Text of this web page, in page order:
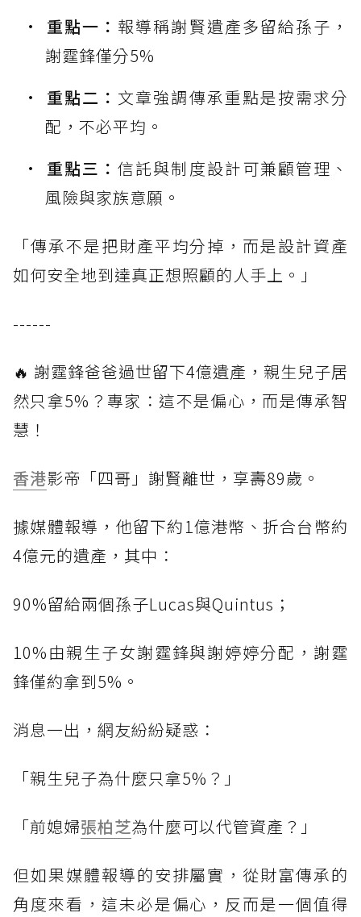
重點一： 報導稱謝賢遺產多留給孫子，
謝霆鋒僅分5%
重點二： 文章強調傳承重點是按需求分
配，不必平均。
重點三：信託與制度設計可兼顧管理、
風險與家族意願。
「傳承不是把財產平均分掉，而是設計資產
如何安全地到達真正想照顧的人手上。」
------
🔥 謝霆鋒爸爸過世留下4億遺產，親生兒子居
然只拿5%？專家：這不是偏心，而是傳承智
慧！
香港影帝「四哥」謝賢離世，享壽89歲。
據媒體報導，他留下約1億港幣、折合台幣約
4億元的遺產，其中：
90%留給兩個孫子Lucas與Quintus；
10%由親生子女謝霆鋒與謝婷婷分配，謝霆
鋒僅約拿到5%。
消息一出，網友紛紛疑惑：
「親生兒子為什麼只拿5%？」
「前媳婦張柏芝為什麼可以代管資產？」
但如果媒體報導的安排屬實，從財富傳承的
角度來看，這未必是偏心，反而是一個值得